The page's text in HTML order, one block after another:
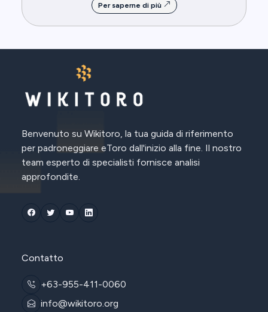
Per saperne di più
Benvenuto su Wikitoro, la tua guida di riferimento
per padroneggiare eToro dall'inizio alla fine. Il nostro
team esperto di specialisti fornisce analisi
approfondite.
Contatto
+63-955-411-0060
info@wikitoro.org